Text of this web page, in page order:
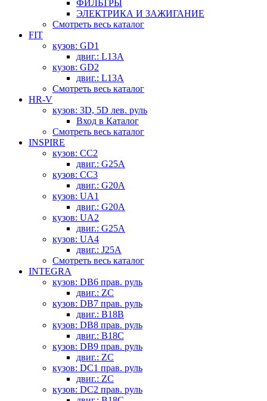
ФИЛЬТРЫ
ЭЛЕКТРИКА И ЗАЖИГАНИЕ
Смотреть весь каталог
FIT
кузов: GD1
двиг.: L13A
кузов: GD2
двиг.: L13A
Смотреть весь каталог
HR-V
кузов: 3D, 5D лев. руль
Вход в Каталог
Смотреть весь каталог
INSPIRE
кузов: CC2
двиг.: G25A
кузов: CC3
двиг.: G20A
кузов: UA1
двиг.: G20A
кузов: UA2
двиг.: G25A
кузов: UA4
двиг.: J25A
Смотреть весь каталог
INTEGRA
кузов: DB6 прав. руль
двиг.: ZC
кузов: DB7 прав. руль
двиг.: B18B
кузов: DB8 прав. руль
двиг.: B18C
кузов: DB9 прав. руль
двиг.: ZC
кузов: DC1 прав. руль
двиг.: ZC
кузов: DC2 прав. руль